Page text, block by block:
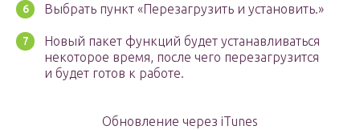
Выбрать пункт «Перезагрузить и установить.»
Новый пакет функций будет устанавливаться
некоторое время, после чего перезагрузится
и будет готов к работе.
Обновление через iTunes